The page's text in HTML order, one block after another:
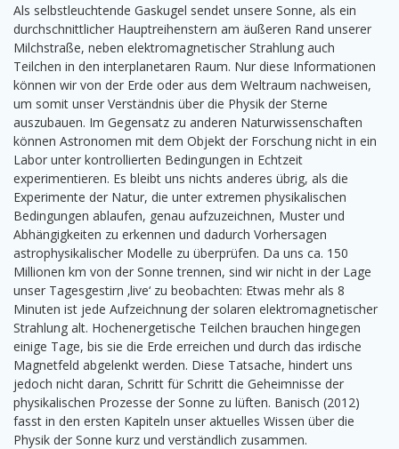
Als selbstleuchtende Gaskugel sendet unsere Sonne, als ein
durchschnittlicher Hauptreihenstern am äußeren Rand unserer
Milchstraße, neben elektromagnetischer Strahlung auch
Teilchen in den interplanetaren Raum. Nur diese Informationen
können wir von der Erde oder aus dem Weltraum nachweisen,
um somit unser Verständnis über die Physik der Sterne
auszubauen. Im Gegensatz zu anderen Naturwissenschaften
können Astronomen mit dem Objekt der Forschung nicht in ein
Labor unter kontrollierten Bedingungen in Echtzeit
experimentieren. Es bleibt uns nichts anderes übrig, als die
Experimente der Natur, die unter extremen physikalischen
Bedingungen ablaufen, genau aufzuzeichnen, Muster und
Abhängigkeiten zu erkennen und dadurch Vorhersagen
astrophysikalischer Modelle zu überprüfen. Da uns ca. 150
Millionen km von der Sonne trennen, sind wir nicht in der Lage
unser Tagesgestirn ‚live‘ zu beobachten: Etwas mehr als 8
Minuten ist jede Aufzeichnung der solaren elektromagnetischer
Strahlung alt. Hochenergetische Teilchen brauchen hingegen
einige Tage, bis sie die Erde erreichen und durch das irdische
Magnetfeld abgelenkt werden. Diese Tatsache, hindert uns
jedoch nicht daran, Schritt für Schritt die Geheimnisse der
physikalischen Prozesse der Sonne zu lüften. Banisch (2012)
fasst in den ersten Kapiteln unser aktuelles Wissen über die
Physik der Sonne kurz und verständlich zusammen.